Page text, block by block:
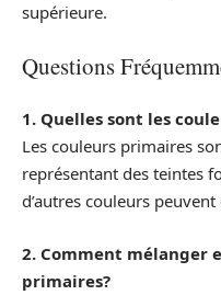
supérieure.
Questions
1. Quelles sont les
Les couleurs primaires
représentant des teintes
d’autres couleurs peuvent
2. Comment mélanger
primaires?